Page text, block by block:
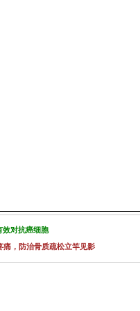
效对抗癌细胞
，防治骨质疏松立竿见影